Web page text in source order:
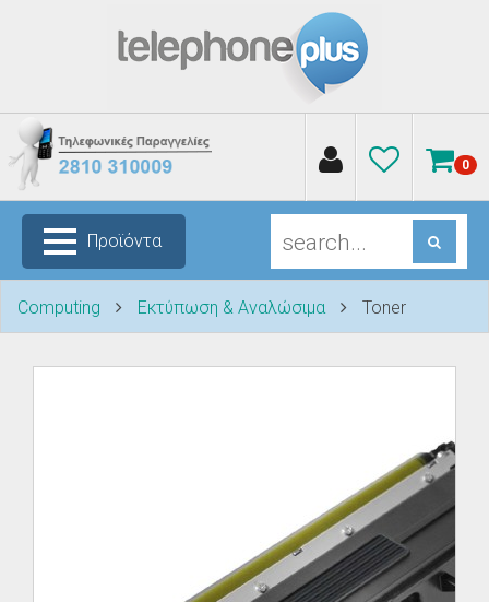
0
Προϊόντα
Computing Εκτύπωση & Αναλώσιμα Toner